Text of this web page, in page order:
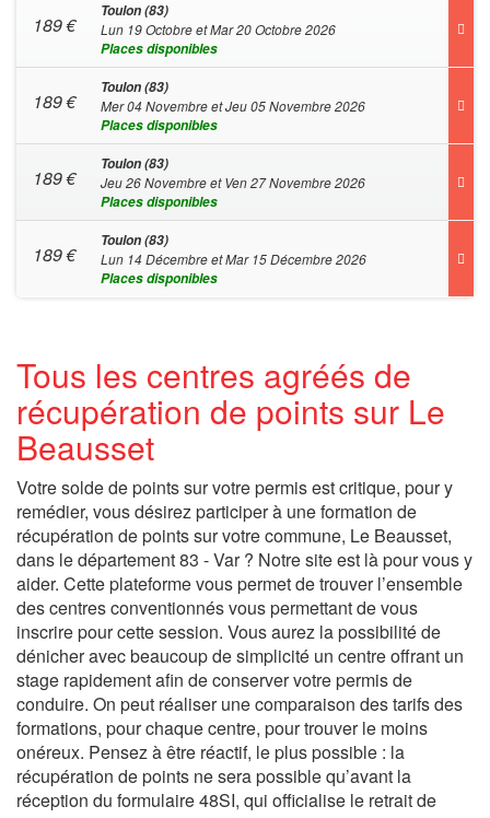
189€
Toulon (83)
Lun 19 Octobre et Mar 20 Octobre 2026
Places disponibles
189€
Toulon (83)
Mer 04 Novembre et Jeu 05 Novembre 2026
Places disponibles
189€
Toulon (83)
Jeu 26 Novembre et Ven 27 Novembre 2026
Places disponibles
189€
Toulon (83)
Lun 14 Décembre et Mar 15 Décembre 2026
Places disponibles
Tous les centres agréés de
récupération de points sur Le
Beausset
Votre solde de points sur votre permis est critique, pour y
remédier, vous désirez participer à une formation de
récupération de points sur votre commune, Le Beausset,
dans le département 83 - Var ? Notre site est là pour vous y
aider. Cette plateforme vous permet de trouver l’ensemble
des centres conventionnés vous permettant de vous
inscrire pour cette session. Vous aurez la possibilité de
dénicher avec beaucoup de simplicité un centre offrant un
stage rapidement afin de conserver votre permis de
conduire. On peut réaliser une comparaison des tarifs des
formations, pour chaque centre, pour trouver le moins
onéreux. Pensez à être réactif, le plus possible : la
récupération de points ne sera possible qu’avant la
réception du formulaire 48SI, qui officialise le retrait de